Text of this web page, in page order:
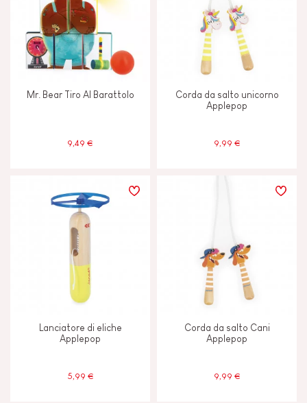
Mr. Bear Tiro Al Barattolo
9,49 €
Corda da salto unicorno
Applepop
9,99 €
Lanciatore di eliche
Applepop
5,99 €
Corda da salto Cani
Applepop
9,99 €